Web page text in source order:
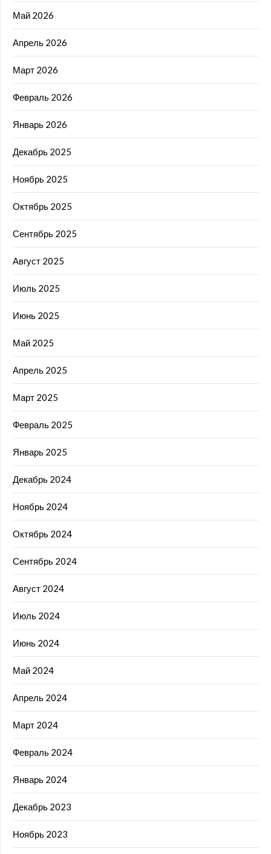
Май 2026
Апрель 2026
Март 2026
Февраль 2026
Январь 2026
Декабрь 2025
Ноябрь 2025
Октябрь 2025
Сентябрь 2025
Август 2025
Июль 2025
Июнь 2025
Май 2025
Апрель 2025
Март 2025
Февраль 2025
Январь 2025
Декабрь 2024
Ноябрь 2024
Октябрь 2024
Сентябрь 2024
Август 2024
Июль 2024
Июнь 2024
Май 2024
Апрель 2024
Март 2024
Февраль 2024
Январь 2024
Декабрь 2023
Ноябрь 2023